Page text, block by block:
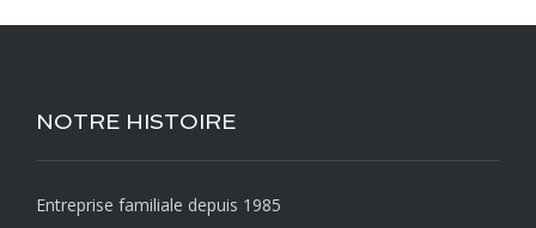
NOTRE HISTOIRE
Entreprise familiale depuis 1985